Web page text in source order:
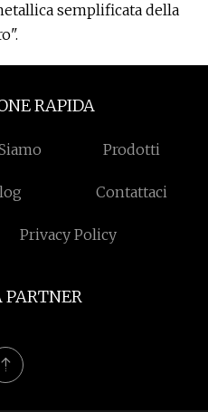
semplificata della
RAPIDA
Prodotti
Contattaci
Privacy Policy